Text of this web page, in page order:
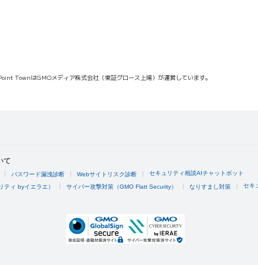
TownはGMOメディア株式会社（東証グロース上場）が運営しています。
て
パスワード漏洩診断 Webサイトリスク診断 セキュリティ相談AIチャットボット
ティ byイエラエ） サイバー攻撃対策（GMO Flatt Security） なりすまし対策 セキ